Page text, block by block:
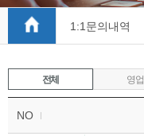
1:1문의내역
전체 영업
NO